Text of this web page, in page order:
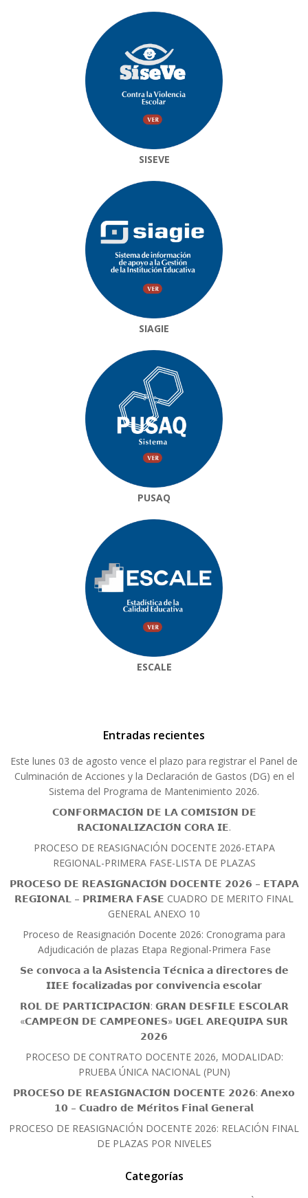
SISEVE
SIAGIE
PUSAQ
ESCALE
Entradas recientes
Este lunes 03 de agosto vence el plazo para registrar el Panel de
Culminación de Acciones y la Declaración de Gastos (DG) en el
Sistema del Programa de Mantenimiento 2026.
𝗖𝗢𝗡𝗙𝗢𝗥𝗠𝗔𝗖𝗜𝗢́𝗡 𝗗𝗘 𝗟𝗔 𝗖𝗢𝗠𝗜𝗦𝗜𝗢́𝗡 𝗗𝗘
𝗥𝗔𝗖𝗜𝗢𝗡𝗔𝗟𝗜𝗭𝗔𝗖𝗜𝗢́𝗡 𝗖𝗢𝗥𝗔 𝗜𝗘.
PROCESO DE REASIGNACIÓN DOCENTE 2026-ETAPA
REGIONAL-PRIMERA FASE-LISTA DE PLAZAS
𝗣𝗥𝗢𝗖𝗘𝗦𝗢 𝗗𝗘 𝗥𝗘𝗔𝗦𝗜𝗚𝗡𝗔𝗖𝗜𝗢́𝗡 𝗗𝗢𝗖𝗘𝗡𝗧𝗘 𝟮𝟬𝟮𝟲 – 𝗘𝗧𝗔𝗣𝗔
𝗥𝗘𝗚𝗜𝗢𝗡𝗔𝗟 – 𝗣𝗥𝗜𝗠𝗘𝗥𝗔 𝗙𝗔𝗦𝗘 CUADRO DE MERITO FINAL
GENERAL ANEXO 10
Proceso de Reasignación Docente 2026: Cronograma para
Adjudicación de plazas Etapa Regional-Primera Fase
𝗦𝗲 𝗰𝗼𝗻𝘃𝗼𝗰𝗮 𝗮 𝗹𝗮 𝗔𝘀𝗶𝘀𝘁𝗲𝗻𝗰𝗶𝗮 𝗧𝗲́𝗰𝗻𝗶𝗰𝗮 𝗮 𝗱𝗶𝗿𝗲𝗰𝘁𝗼𝗿𝗲𝘀 𝗱𝗲
𝗜𝗜𝗘𝗘 𝗳𝗼𝗰𝗮𝗹𝗶𝘇𝗮𝗱𝗮𝘀 𝗽𝗼𝗿 𝗰𝗼𝗻𝘃𝗶𝘃𝗲𝗻𝗰𝗶𝗮 𝗲𝘀𝗰𝗼𝗹𝗮𝗿
𝗥𝗢𝗟 𝗗𝗘 𝗣𝗔𝗥𝗧𝗜𝗖𝗜𝗣𝗔𝗖𝗜𝗢́𝗡: 𝗚𝗥𝗔𝗡 𝗗𝗘𝗦𝗙𝗜𝗟𝗘 𝗘𝗦𝗖𝗢𝗟𝗔𝗥
«𝗖𝗔𝗠𝗣𝗘𝗢́𝗡 𝗗𝗘 𝗖𝗔𝗠𝗣𝗘𝗢𝗡𝗘𝗦» 𝗨𝗚𝗘𝗟 𝗔𝗥𝗘𝗤𝗨𝗜𝗣𝗔 𝗦𝗨𝗥
𝟮𝟬𝟮𝟲
PROCESO DE CONTRATO DOCENTE 2026, MODALIDAD:
PRUEBA ÚNICA NACIONAL (PUN)
𝗣𝗥𝗢𝗖𝗘𝗦𝗢 𝗗𝗘 𝗥𝗘𝗔𝗦𝗜𝗚𝗡𝗔𝗖𝗜𝗢́𝗡 𝗗𝗢𝗖𝗘𝗡𝗧𝗘 𝟮𝟬𝟮𝟲: 𝗔𝗻𝗲𝘅𝗼
𝟭𝟬 – 𝗖𝘂𝗮𝗱𝗿𝗼 𝗱𝗲 𝗠𝗲́𝗿𝗶𝘁𝗼𝘀 𝗙𝗶𝗻𝗮𝗹 𝗚𝗲𝗻𝗲𝗿𝗮𝗹
PROCESO DE REASIGNACIÓN DOCENTE 2026: RELACIÓN FINAL
DE PLAZAS POR NIVELES
Categorías